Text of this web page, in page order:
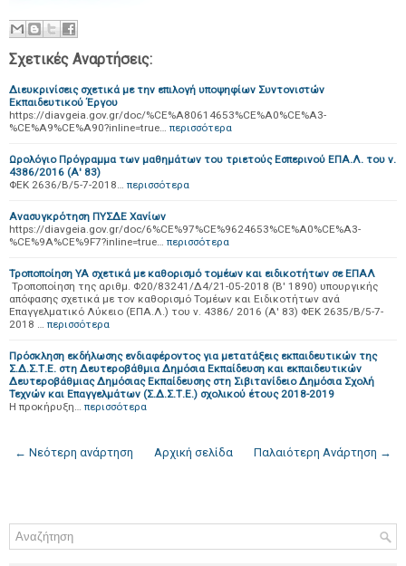
Σχετικές Αναρτήσεις:
Διευκρινίσεις σχετικά με την επιλογή υποψηφίων Συντονιστών
Εκπαιδευτικού Έργου
https://diavgeia.gov.gr/doc/%CE%A80614653%CE%A0%CE%A3-
%CE%A9%CE%A90?inline=true… περισσότερα
Ωρολόγιο Πρόγραμμα των μαθημάτων του τριετούς Εσπερινού ΕΠΑ.Λ. του ν.
4386/2016 (Α' 83)
ΦΕΚ 2636/Β/5-7-2018… περισσότερα
Ανασυγκρότηση ΠΥΣΔΕ Χανίων
https://diavgeia.gov.gr/doc/6%CE%97%CE%9624653%CE%A0%CE%A3-
%CE%9A%CE%9F7?inline=true… περισσότερα
Τροποποίηση ΥΑ σχετικά με καθορισμό τομέων και ειδικοτήτων σε ΕΠΑΛ
Τροποποίηση της αριθμ. Φ20/83241/Δ4/21-05-2018 (Β' 1890) υπουργικής
απόφασης σχετικά με τον καθορισμό Τομέων και Ειδικοτήτων ανά
Επαγγελματικό Λύκειο (ΕΠΑ.Λ.) του ν. 4386/ 2016 (Α' 83) ΦΕΚ 2635/Β/5-7-
2018 … περισσότερα
Πρόσκληση εκδήλωσης ενδιαφέροντος για μετατάξεις εκπαιδευτικών της
Σ.Δ.Σ.Τ.Ε. στη Δευτεροβάθμια Δημόσια Εκπαίδευση και εκπαιδευτικών
Δευτεροβάθμιας Δημόσιας Εκπαίδευσης στη Σιβιτανίδειο Δημόσια Σχολή
Τεχνών και Επαγγελμάτων (Σ.Δ.Σ.Τ.Ε.) σχολικού έτους 2018-2019
Η προκήρυξη… περισσότερα
← Νεότερη ανάρτηση Παλαιότερη Ανάρτηση →
Αρχική σελίδα